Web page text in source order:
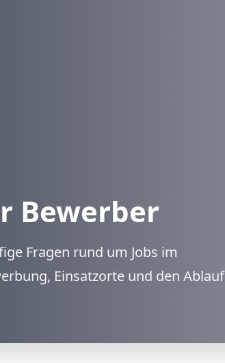
Bewerber
Fragen rund um Jobs im
Einsatzorte und den Ablauf